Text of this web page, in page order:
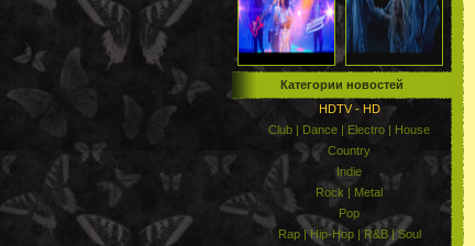
Категории новостей
HDTV - HD
Club | Dance | Electro | House
Country
Indie
Rock | Metal
Pop
Rap | Hip-Hop | R&B | Soul